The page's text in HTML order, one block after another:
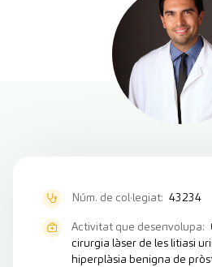
Núm. de col·legiat: 43234
Activitat que desenvolupa:
cirurgia làser de les litiasi
hiperplàsia benigna de